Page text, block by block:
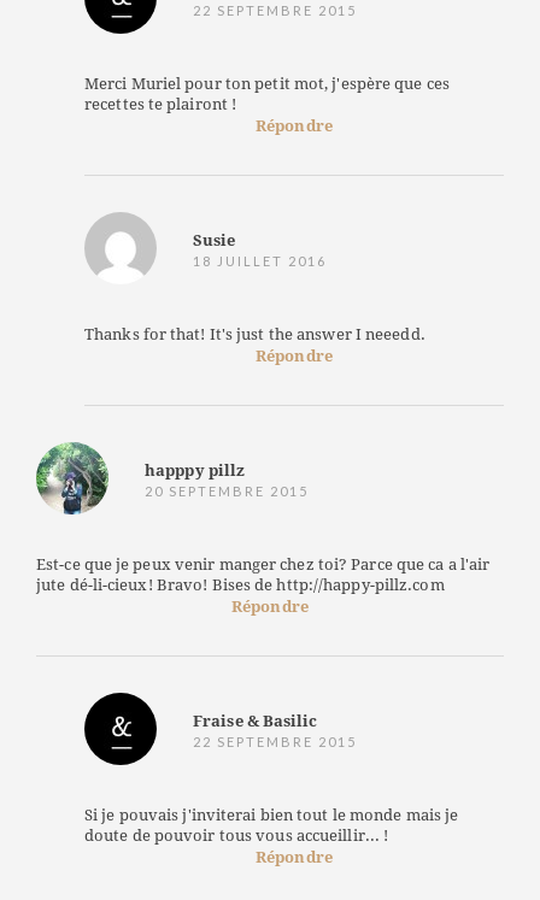
22 SEPTEMBRE 2015
Merci Muriel pour ton petit mot, j'espère que ces
recettes te plairont !
Répondre
Susie
18 JUILLET 2016
Thanks for that! It's just the answer I neeedd.
Répondre
happpy pillz
20 SEPTEMBRE 2015
Est-ce que je peux venir manger chez toi? Parce que ca a l'air
jute dé-li-cieux! Bravo! Bises de http://happy-pillz.com
Répondre
Fraise & Basilic
22 SEPTEMBRE 2015
Si je pouvais j'inviterai bien tout le monde mais je
doute de pouvoir tous vous accueillir... !
Répondre